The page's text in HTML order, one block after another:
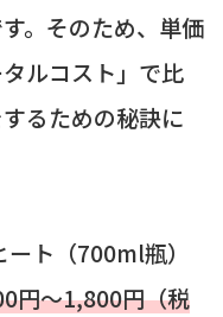
。そのため、単価
ルコスト」で比
るための秘訣に
ト（700ml瓶）
円〜1,800円（税